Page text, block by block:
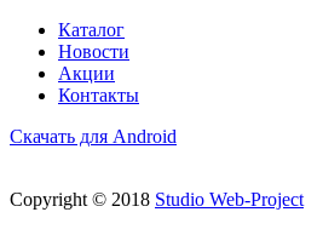
Каталог
Новости
Акции
Контакты
Скачать для Android
Copyright © 2018 Studio Web-Project